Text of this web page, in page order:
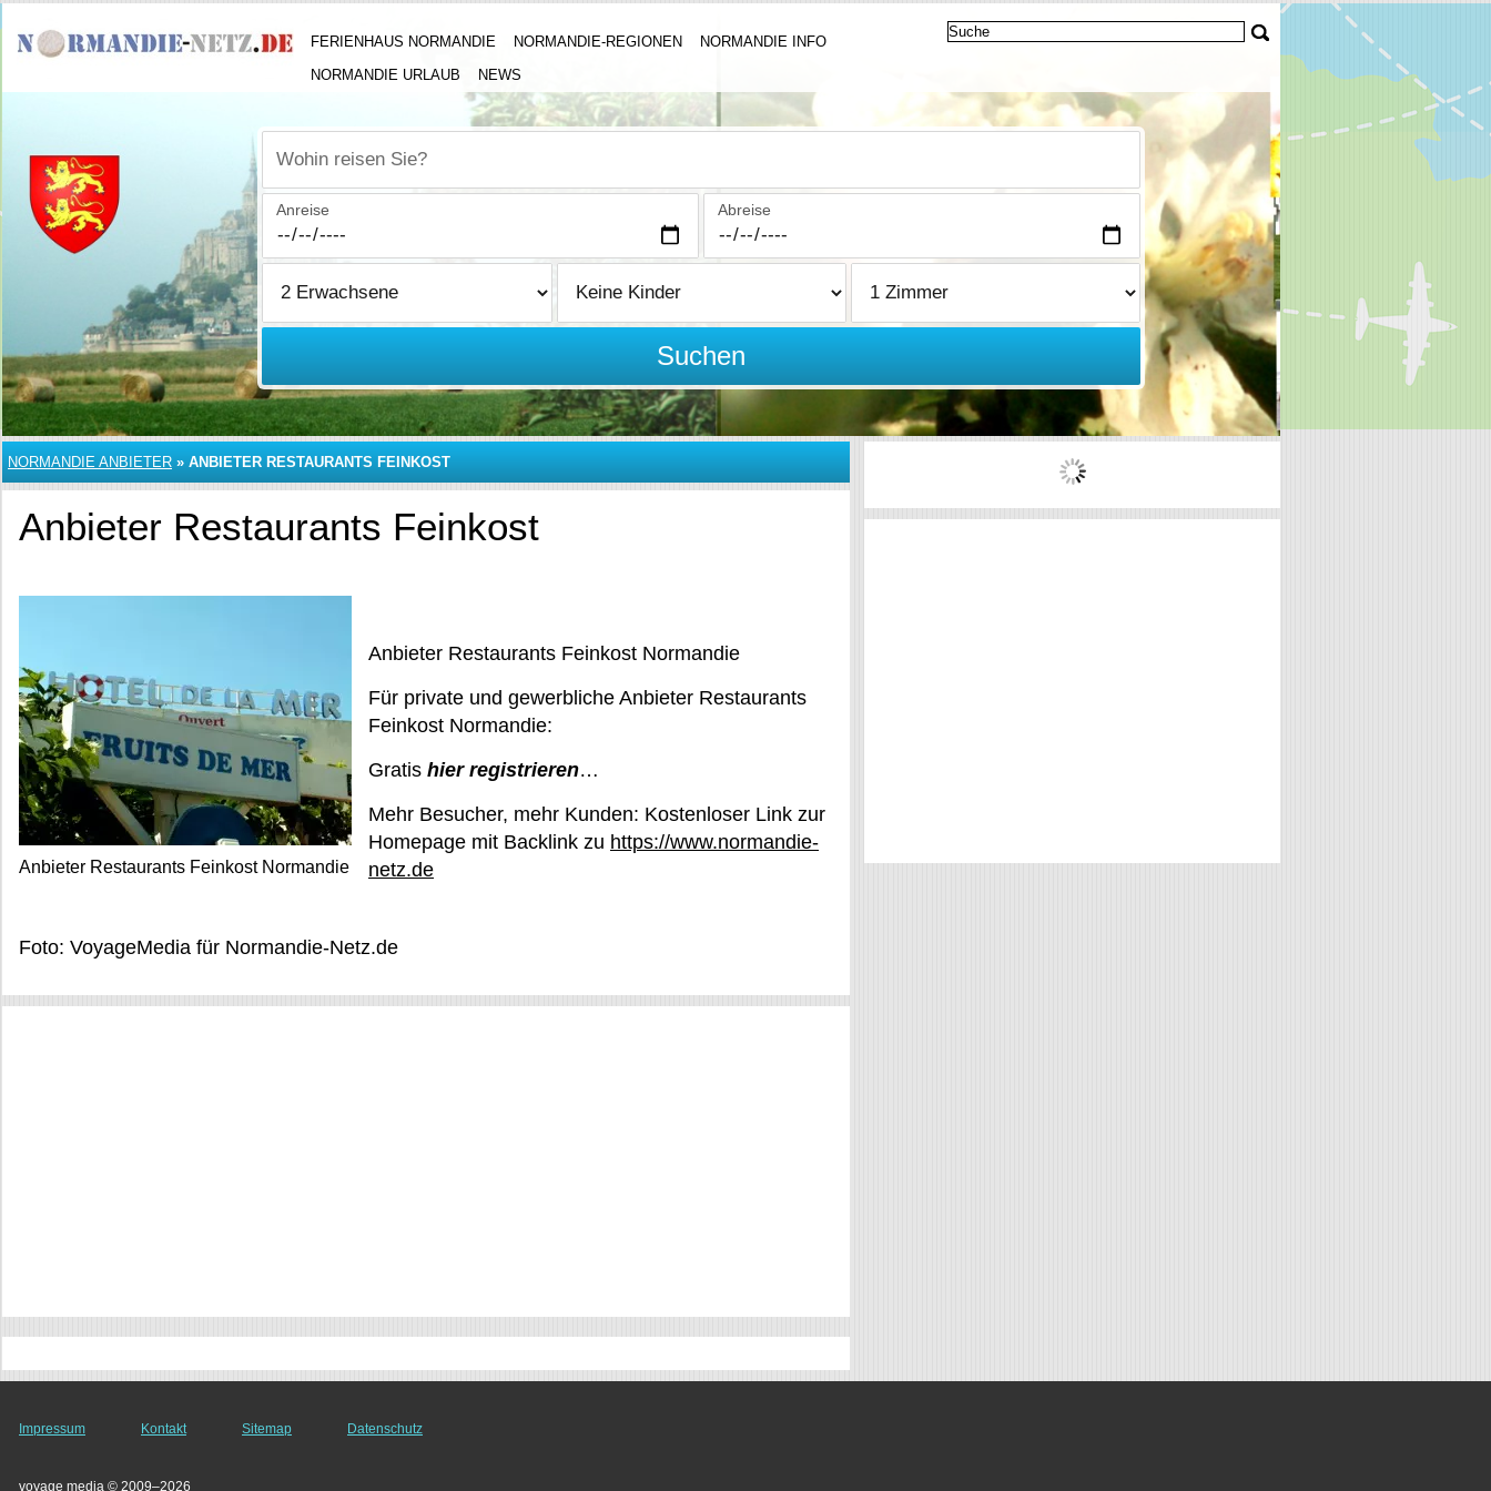
FERIENHAUS NORMANDIE NORMANDIE-REGIONEN
NORMANDIE INFO
NORMANDIE URLAUB
NEWS
Wohin reisen Sie?
Anreise Abreise
Suchen
NORMANDIE ANBIETER » ANBIETER RESTAURANTS FEINKOST
Anbieter Restaurants Feinkost
Anbieter Restaurants Feinkost Normandie
Anbieter Restaurants Feinkost Normandie
Für private und gewerbliche Anbieter Restaurants
Feinkost Normandie:
Gratis hier registrieren…
Mehr Besucher, mehr Kunden: Kostenloser Link zur
Homepage mit Backlink zu https://www.normandie-
netz.de
Foto: VoyageMedia für Normandie-Netz.de
Impressum Kontakt Sitemap Datenschutz
voyage media © 2009–2026